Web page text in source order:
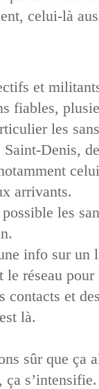
celui-là
et
fiables,
les
Saint-Denis,
arrivants.
les
info sur un
réseau pour
contacts et
là.
sûr que ça